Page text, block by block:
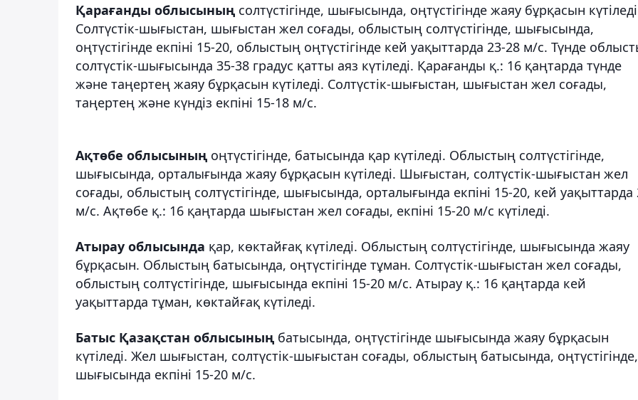
Қарағанды облысының солтүстігінде, шығысында, оңтүстігінде жаяу бұрқасын
Солтүстік-шығыстан, шығыстан жел соғады, облыстың солтүстігінде, шығысында,
оңтүстігінде екпіні 15-20, облыстың оңтүстігінде кей уақыттарда 23-28 м/с. Түнде
солтүстік-шығысында 35-38 градус қатты аяз күтіледі. Қарағанды қ.: 16 қаңтарда түнде
және таңертең жаяу бұрқасын күтіледі. Солтүстік-шығыстан, шығыстан жел соғады,
таңертең және күндіз екпіні 15-18 м/с.
Ақтөбе облысының оңтүстігінде, батысында қар күтіледі. Облыстың солтүстігінде,
шығысында, орталығында жаяу бұрқасын күтіледі. Шығыстан, солтүстік-шығыстан жел
соғады, облыстың солтүстігінде, шығысында, орталығында екпіні 15-20, кей уақыттарда
м/с. Ақтөбе қ.: 16 қаңтарда шығыстан жел соғады, екпіні 15-20 м/с күтіледі.
Атырау облысында қар, көктайғақ күтіледі. Облыстың солтүстігінде, шығысында жаяу
бұрқасын. Облыстың батысында, оңтүстігінде тұман. Солтүстік-шығыстан жел соғады,
облыстың солтүстігінде, шығысында екпіні 15-20 м/с. Атырау қ.: 16 қаңтарда кей
уақыттарда тұман, көктайғақ күтіледі.
Батыс Қазақстан облысының батысында, оңтүстігінде шығысында жаяу бұрқасын
күтіледі. Жел шығыстан, солтүстік-шығыстан соғады, облыстың батысында, оңтүстігінде,
шығысында екпіні 15-20 м/с.